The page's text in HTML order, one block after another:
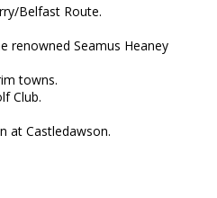
Belfast Route.
renowned Seamus Heaney
towns.
Club.
at Castledawson.